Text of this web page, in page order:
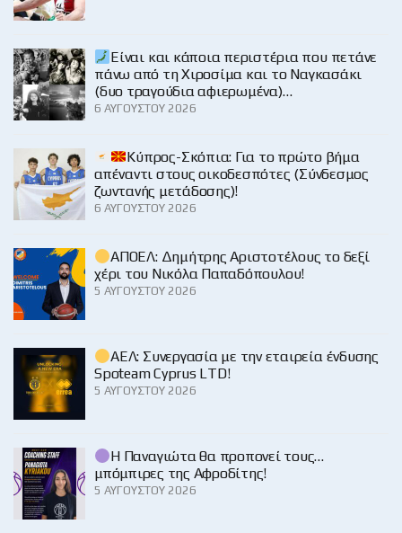
Είναι και κάποια περιστέρια που πετάνε
πάνω από τη Χιροσίμα και το Ναγκασάκι
(δυο τραγούδια αφιερωμένα)…
6 ΑΥΓΟΎΣΤΟΥ 2026
Κύπρος-Σκόπια: Για το πρώτο βήμα
απέναντι στους οικοδεσπότες (Σύνδεσμος
ζωντανής μετάδοσης)!
6 ΑΥΓΟΎΣΤΟΥ 2026
ΑΠΟΕΛ: Δημήτρης Αριστοτέλους το δεξί
χέρι του Νικόλα Παπαδόπουλου!
5 ΑΥΓΟΎΣΤΟΥ 2026
ΑΕΛ: Συνεργασία με την εταιρεία ένδυσης
Spoteam Cyprus LTD!
5 ΑΥΓΟΎΣΤΟΥ 2026
Η Παναγιώτα θα προπονεί τους…
μπόμπιρες της Αφροδίτης!
5 ΑΥΓΟΎΣΤΟΥ 2026